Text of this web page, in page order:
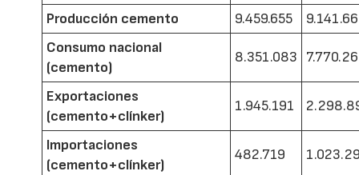
Producción cemento 9.459.655
Consumo nacional
(cemento)
8.351.083
Exportaciones
(cemento+clínker)
1.945.191
Importaciones
(cemento+clínker)
482.719